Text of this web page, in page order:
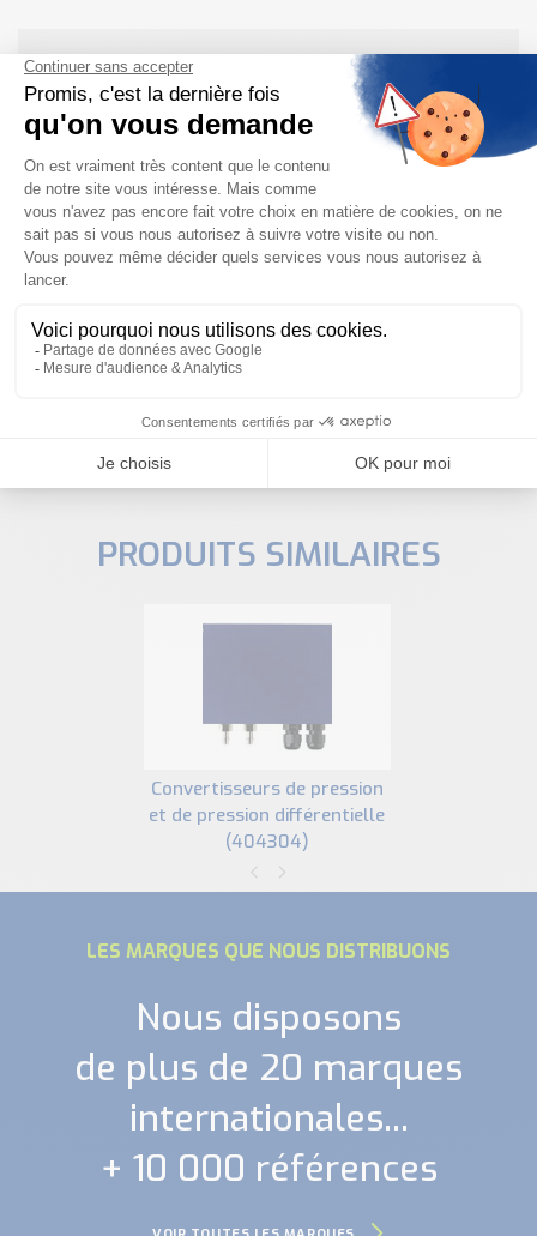
Besoin d'aide pour choisir votre
produit ?
Nous sommes à votre disposition pour définir
NOUS CONTACTER
PRODUITS SIMILAIRES
convertisseurs de pression
et de pression différentielle
(404304)
LES MARQUES QUE NOUS DISTRIBUONS
Nous disposons
de plus de 20 marques
internationales...
+ 10 000 références